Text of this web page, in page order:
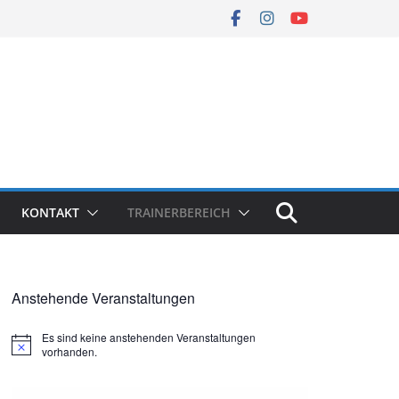
KONTAKT TRAINERBEREICH
Anstehende Veranstaltungen
H
Es sind keine anstehenden Veranstaltungen
vorhanden.